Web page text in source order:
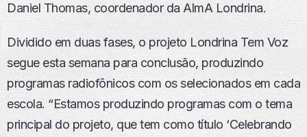
Daniel Thomas, coordenador da AlmA Londrina.
Dividido em duas fases, o projeto Londrina Tem Voz
segue esta semana para conclusão, produzindo
programas radiofônicos com os selecionados em cada
escola. “Estamos produzindo programas com o tema
principal do projeto, que tem como título ‘Celebrando